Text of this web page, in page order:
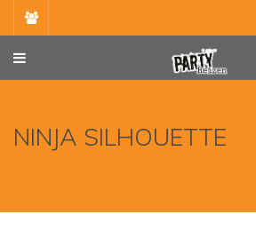
to
content
NINJA SILHOUETTE